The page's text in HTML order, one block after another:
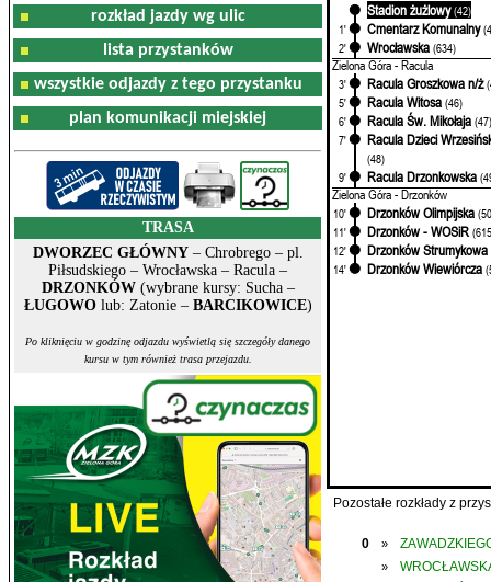
rozkład jazdy wg ulic
lista przystanków
wszystkie odjazdy z tego przystanku
plan komunikacji miejskiej
TRASA
DWORZEC GŁÓWNY– Chrobrego – pl.
Piłsudskiego – Wrocławska – Racula –
DRZONKÓW(wybrane kursy: Sucha –
ŁUGOWOlub: Zatonie – BARCIKOWICE)
Po kliknięciu w godzinę odjazdu wyświetlą się szczegóły danego
kursu w tym również trasa przejazdu.
Stadion żużlowy (42)
1'
Cmentarz Komunalny
2'
Wrocławska (634)
Zielona Góra - Racula
3' Racula Groszkowa n/ż
5'
Racula Witosa (46)
6'
Racula Św. Mikołaja
7'
Racula Dzieci
(48)
9'
Racula Drzonkowska
Zielona Góra - Drzonków
10' Drzonków Olimpijska
11'
Drzonków - WOSiR
12'
Drzonków Strumykowa
14' Drzonków Wiewiórcza
Pozostałe rozkłady z
0 »
»